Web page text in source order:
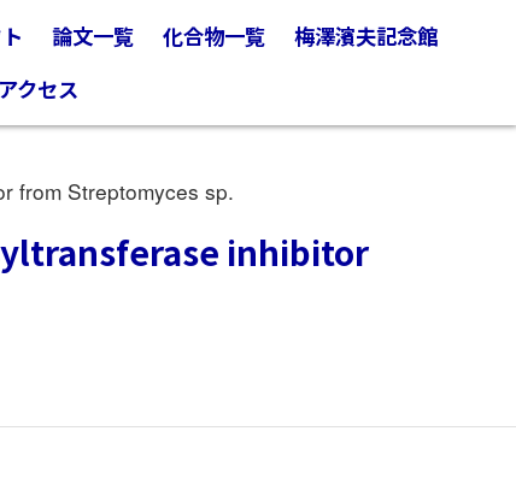
論文一覧 化合物一覧
梅澤濱夫記念館
アクセス
from Streptomyces sp.
inhibitor